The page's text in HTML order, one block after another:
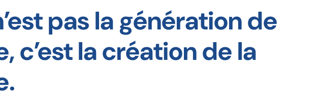
pas la génération de
c’est la création de la